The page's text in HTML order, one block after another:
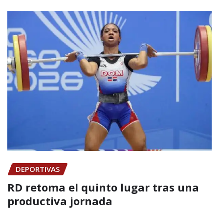
DEPORTIVAS
RD retoma el quinto lugar tras una
productiva jornada